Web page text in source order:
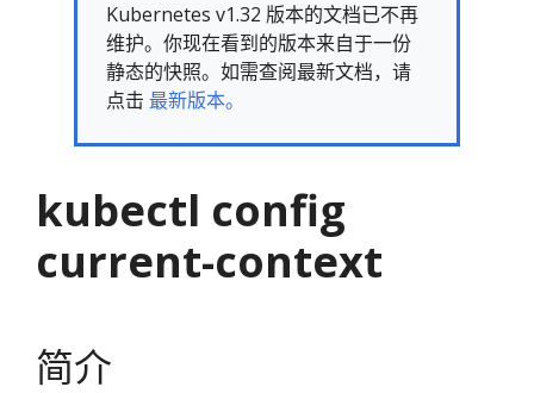
Kubernetes v1.32 版本的文档已不再
维护。你现在看到的版本来自于一份
静态的快照。如需查阅最新文档，请
点击 最新版本。
kubectl config
current-context
简介